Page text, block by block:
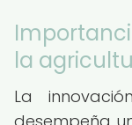
la
La